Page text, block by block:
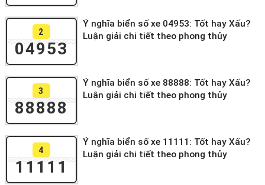
2
04953
Ý nghĩa biển số xe 04953: Tốt hay Xấu?
Luận giải chi tiết theo phong thủy
3
88888
Ý nghĩa biển số xe 88888: Tốt hay Xấu?
Luận giải chi tiết theo phong thủy
4
11111
Ý nghĩa biển số xe 11111: Tốt hay Xấu?
Luận giải chi tiết theo phong thủy